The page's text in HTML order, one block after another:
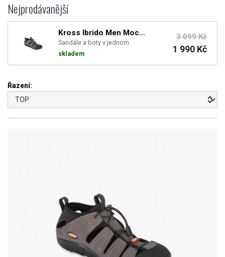
Nejprodávanější
Kross Ibrido Men Mocassino Dark Grey
Sandále a boty v jednom.
skladem
3 099 Kč
1 990 Kč
Řazení: